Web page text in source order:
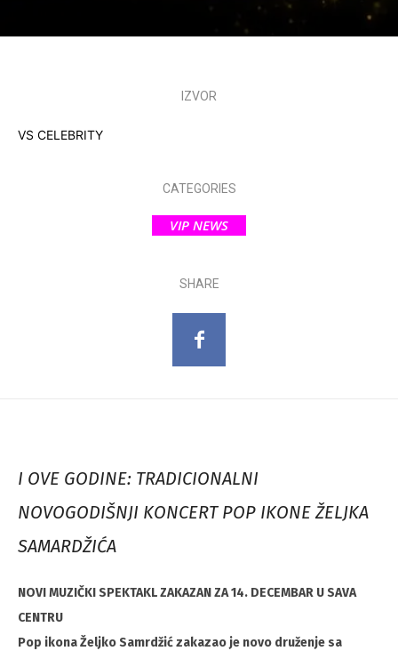
IZVOR
VS CELEBRITY
CATEGORIES
VIP NEWS
SHARE
I OVE GODINE: TRADICIONALNI
NOVOGODIŠNJI KONCERT POP IKONE ŽELJKA
SAMARDŽIĆA
NOVI MUZIČKI SPEKTAKL ZAKAZAN ZA 14. DECEMBAR U SAVA
CENTRU
Pop ikona Željko Samrdžić zakazao je novo druženje sa